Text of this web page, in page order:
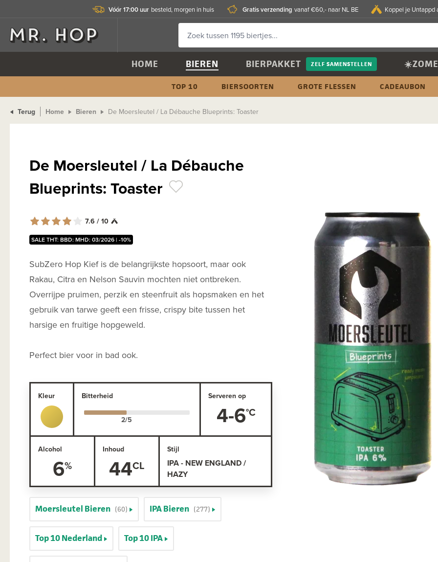
Vóór 17:00 uur besteld, morgen in huis Gratis verzending vanaf €60,- naar NL BE Koppel je Untappd
HOME BIEREN BIERPAKKET ZELF SAMENSTELLEN
TOP 10 BIERSOORTEN GROTE FLESSEN CADEAUBON
Terug Home Bieren De Moersleutel / La Débauche Blueprints: Toaster
De Moersleutel / La Débauche
Blueprints: Toaster
7.6 / 10
SALE THT: BBD: MHD: 03/2026 | -10%
SubZero Hop Kief is de belangrijkste hopsoort, maar ook
Rakau, Citra en Nelson Sauvin mochten niet ontbreken.
Overrijpe pruimen, perzik en steenfruit als hopsmaken en het
gebruik van tarwe geeft een frisse, crispy bite tussen het
harsige en fruitige hopgeweld.
Perfect bier voor in bad ook.
Kleur Bitterheid Serveren op
4-6
Alcohol
6
Inhoud
44
Stijl
IPA - NEW ENGLAND /
HAZY
Moersleutel Bieren (60) IPA Bieren (277)
Top 10 Nederland Top 10 IPA